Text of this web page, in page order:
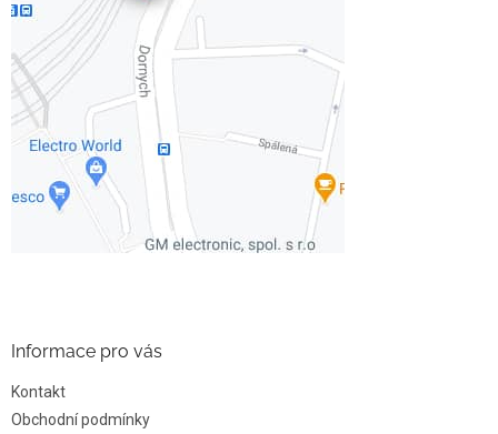
Informace pro vás
Kontakt
Obchodní podmínky